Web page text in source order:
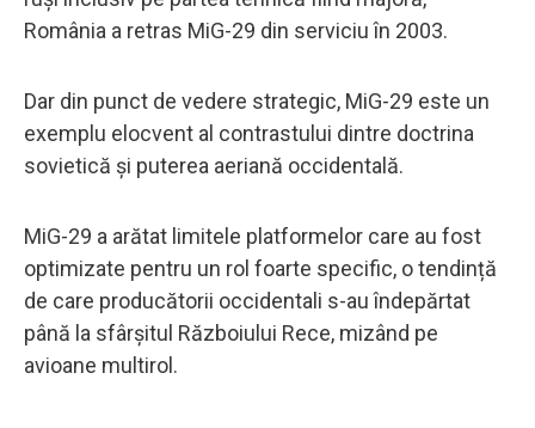
România a retras MiG-29 din serviciu în 2003.
Dar din punct de vedere strategic, MiG-29 este un
exemplu elocvent al contrastului dintre doctrina
sovietică și puterea aeriană occidentală.
MiG-29 a arătat limitele platformelor care au fost
optimizate pentru un rol foarte specific, o tendință
de care producătorii occidentali s-au îndepărtat
până la sfârșitul Războiului Rece, mizând pe
avioane multirol.